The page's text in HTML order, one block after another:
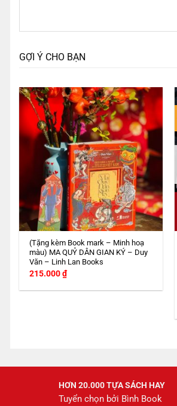
GỢI Ý CHO BẠN
(Tặng kèm Book mark – Minh hoạ
màu) MA QUỶ DÂN GIAN KÝ – Duy
Văn – Linh Lan Books
215.000₫
HƠN 20.000 TỰA SÁCH HAY
Tuyển chọn bởi Bình Book